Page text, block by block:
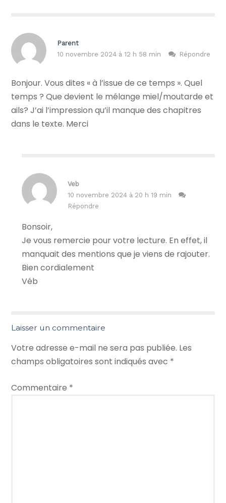
Parent
10 novembre 2024 à 12 h 58 min
Répondre
Bonjour. Vous dites « à l’issue de ce temps ». Quel
temps ? Que devient le mélange miel/moutarde et
ails? J’ai l’impression qu’il manque des chapitres
dans le texte. Merci
Veb
10 novembre 2024 à 20 h 19 min
Répondre
Bonsoir,
Je vous remercie pour votre lecture. En effet, il
manquait des mentions que je viens de rajouter.
Bien cordialement
Véb
Laisser un commentaire
Votre adresse e-mail ne sera pas publiée. Les
champs obligatoires sont indiqués avec *
Commentaire *